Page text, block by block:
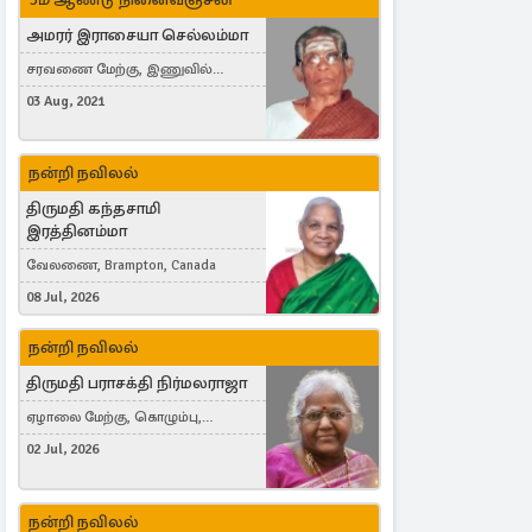
அமரர் இராசையா செல்லம்மா
சரவணை மேற்கு, இணுவில்
கிழக்கு
03 Aug, 2021
நன்றி நவிலல்
திருமதி கந்தசாமி
இரத்தினம்மா
வேலணை, Brampton, Canada
08 Jul, 2026
நன்றி நவிலல்
திருமதி பராசக்தி நிர்மலராஜா
ஏழாலை மேற்கு, கொழும்பு,
தங்காலை, London, United Kingdom
02 Jul, 2026
நன்றி நவிலல்